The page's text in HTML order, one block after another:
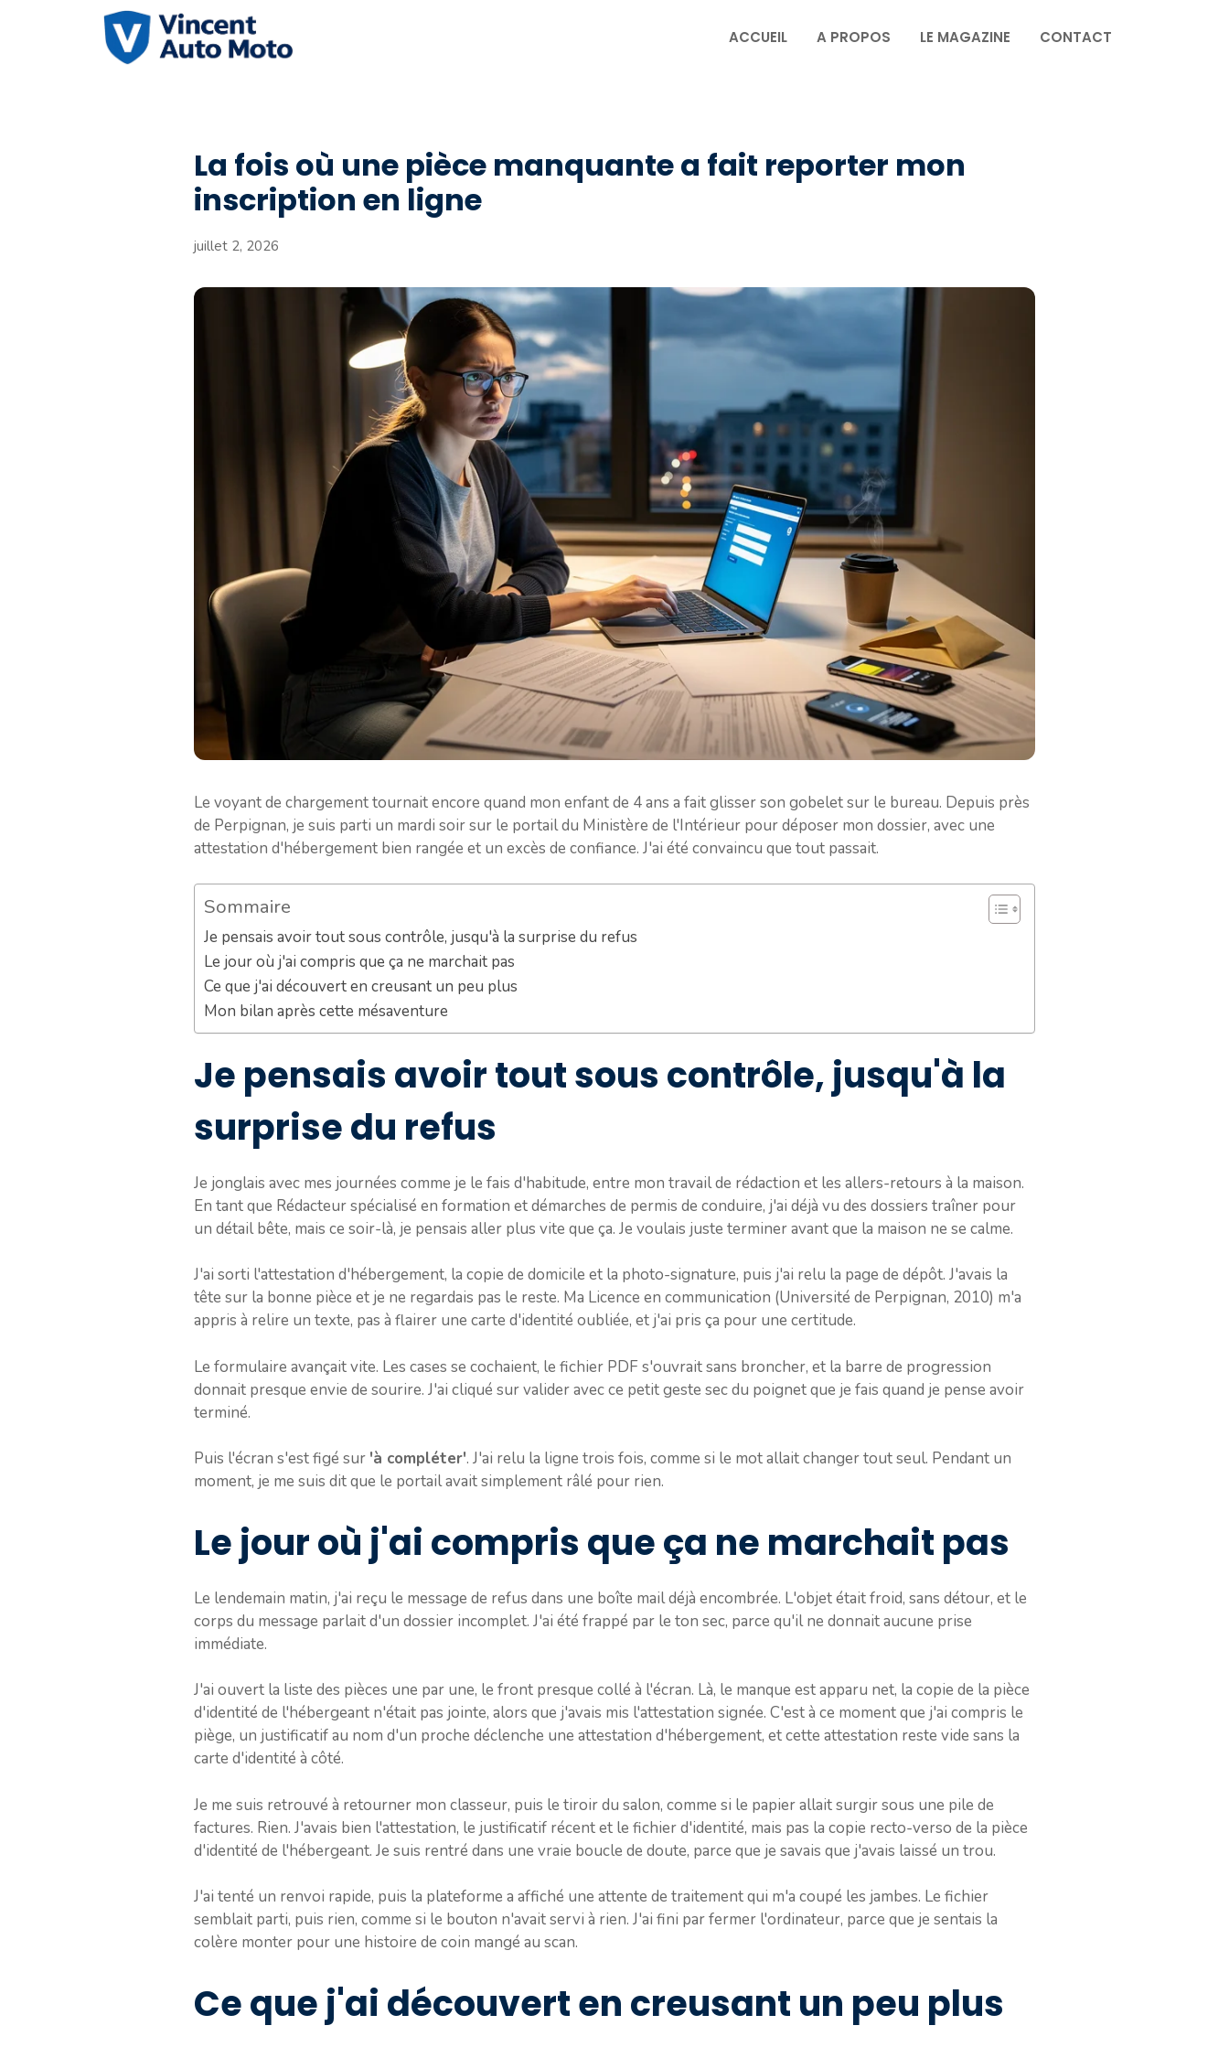
ACCUEIL A PROPOS LE MAGAZINE CONTACT
La fois où une pièce manquante a fait reporter mon
inscription en ligne
juillet 2, 2026
Le voyant de chargement tournait encore quand mon enfant de 4 ans a fait glisser son gobelet sur le bureau. Depuis près
de Perpignan, je suis parti un mardi soir sur le portail du Ministère de l'Intérieur pour déposer mon dossier, avec une
attestation d'hébergement bien rangée et un excès de confiance. J'ai été convaincu que tout passait.
Sommaire
Je pensais avoir tout sous contrôle, jusqu'à la surprise du refus
Le jour où j'ai compris que ça ne marchait pas
Ce que j'ai découvert en creusant un peu plus
Mon bilan après cette mésaventure
Je pensais avoir tout sous contrôle, jusqu'à la
surprise du refus
Je jonglais avec mes journées comme je le fais d'habitude, entre mon travail de rédaction et les allers-retours à la maison.
En tant que Rédacteur spécialisé en formation et démarches de permis de conduire, j'ai déjà vu des dossiers traîner pour
un détail bête, mais ce soir-là, je pensais aller plus vite que ça. Je voulais juste terminer avant que la maison ne se calme.
J'ai sorti l'attestation d'hébergement, la copie de domicile et la photo-signature, puis j'ai relu la page de dépôt. J'avais la
tête sur la bonne pièce et je ne regardais pas le reste. Ma Licence en communication (Université de Perpignan, 2010) m'a
appris à relire un texte, pas à flairer une carte d'identité oubliée, et j'ai pris ça pour une certitude.
Le formulaire avançait vite. Les cases se cochaient, le fichier PDF s'ouvrait sans broncher, et la barre de progression
donnait presque envie de sourire. J'ai cliqué sur valider avec ce petit geste sec du poignet que je fais quand je pense avoir
terminé.
Puis l'écran s'est figé sur 'à compléter'. J'ai relu la ligne trois fois, comme si le mot allait changer tout seul. Pendant un
moment, je me suis dit que le portail avait simplement râlé pour rien.
Le jour où j'ai compris que ça ne marchait pas
Le lendemain matin, j'ai reçu le message de refus dans une boîte mail déjà encombrée. L'objet était froid, sans détour, et le
corps du message parlait d'un dossier incomplet. J'ai été frappé par le ton sec, parce qu'il ne donnait aucune prise
immédiate.
J'ai ouvert la liste des pièces une par une, le front presque collé à l'écran. Là, le manque est apparu net, la copie de la pièce
d'identité de l'hébergeant n'était pas jointe, alors que j'avais mis l'attestation signée. C'est à ce moment que j'ai compris le
piège, un justificatif au nom d'un proche déclenche une attestation d'hébergement, et cette attestation reste vide sans la
carte d'identité à côté.
Je me suis retrouvé à retourner mon classeur, puis le tiroir du salon, comme si le papier allait surgir sous une pile de
factures. Rien. J'avais bien l'attestation, le justificatif récent et le fichier d'identité, mais pas la copie recto-verso de la pièce
d'identité de l'hébergeant. Je suis rentré dans une vraie boucle de doute, parce que je savais que j'avais laissé un trou.
J'ai tenté un renvoi rapide, puis la plateforme a affiché une attente de traitement qui m'a coupé les jambes. Le fichier
semblait parti, puis rien, comme si le bouton n'avait servi à rien. J'ai fini par fermer l'ordinateur, parce que je sentais la
colère monter pour une histoire de coin mangé au scan.
Ce que j'ai découvert en creusant un peu plus